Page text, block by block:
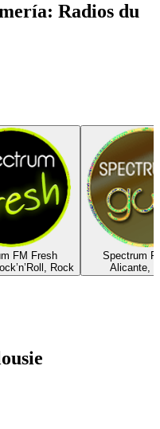
Radios du
FM Fresh
Rock
Spectrum
Alicante,